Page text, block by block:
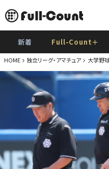
新着 Full-Count＋
HOME 独立リーグ・アマチュア 大学野